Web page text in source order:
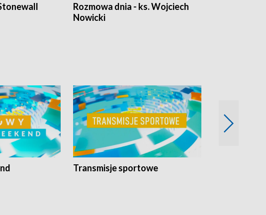
Rozmowa dnia - ks. Wojciech
Nowicki
Transmisje sportowe